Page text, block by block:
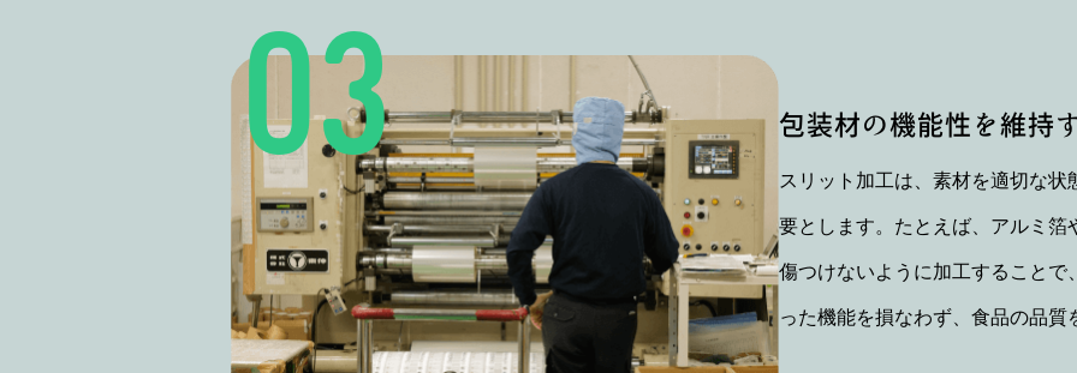
包装材の機能性を維持
スリット加工は、素材を適切な
要とします。たとえば、アルミ
傷つけないように加工すること
った機能を損なわず、食品の品質